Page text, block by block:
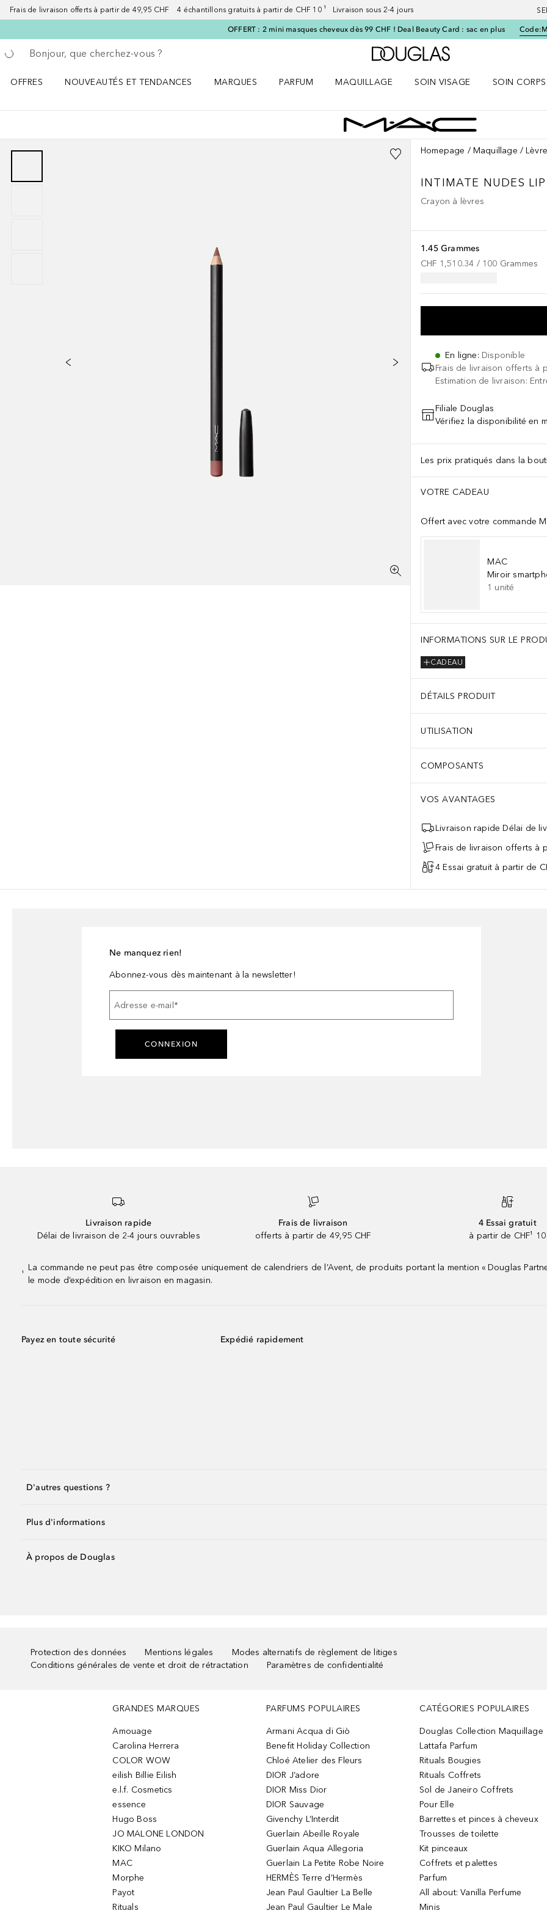
Frais de livraison offerts à partir de 49,95 CHF 4 échantillons gratuits à partir de CHF 10 ¹ Livraison sous 2-4 jours
OFFERT : 2 mini masques cheveux dès 99 CHF ! Deal Beauty Card : sac en plus Code:
Retourner
Exécuter la recherche
Vers l'accueil Douglas
OFFRES
NOUVEAUTÉS ET TENDANCES
MARQUES
PARFUM
MAQUILLAGE
SOIN VISAGE
SOIN CORPS
Homepage Maquillage
INTIMATE NUDES
Crayon à lèvres
1.45 Grammes
CHF 1,510.34 / 100 Grammes
En ligne: Disponible
Frais de livraison offerts à
Estimation de livraison:
Filiale Douglas
Vérifiez la disponibilité en
Les prix pratiqués dans la
VOTRE CADEAU
Offert avec votre commande
MAC
Miroir
1 unité
INFORMATIONS SUR LE
CADEAU
DÉTAILS PRODUIT
UTILISATION
COMPOSANTS
VOS AVANTAGES
Livraison rapide Délai de
Frais de livraison offerts à
4 Essai gratuit à partir de
Ne manquez rien!
Abonnez-vous dès maintenant à la newsletter!
Adresse e-mail *
CONNEXION
Livraison rapide
Délai de livraison de 2-4 jours ouvrables
Frais de livraison
offerts à partir de 49,95 CHF
4 Essai gratuit
à partir de CHF¹ 10
¹
La commande ne peut pas être composée uniquement de calendriers de l’Avent, de produits portant la mention « Douglas
le mode d’expédition en livraison en magasin.
Payez en toute sécurité Expédié rapidement
D'autres questions ?
Plus d'informations
À propos de Douglas
Protection des données Mentions légales
Modes alternatifs de règlement de litiges
Conditions générales de vente et droit de rétractation
Paramètres de confidentialité
GRANDES MARQUES
Amouage
Carolina Herrera
COLOR WOW
eilish Billie Eilish
e.l.f. Cosmetics
essence
Hugo Boss
JO MALONE LONDON
KIKO Milano
MAC
Morphe
Payot
Rituals
PARFUMS POPULAIRES
Armani Acqua di Giò
Benefit Holiday Collection
Chloé Atelier des Fleurs
DIOR J’adore
DIOR Miss Dior
DIOR Sauvage
Givenchy L’Interdit
Guerlain Abeille Royale
Guerlain Aqua Allegoria
Guerlain La Petite Robe Noire
HERMÈS Terre d’Hermès
Jean Paul Gaultier La Belle
Jean Paul Gaultier Le Male
CATÉGORIES POPULAIRES
Douglas Collection Maquillage
Lattafa Parfum
Rituals Bougies
Rituals Coffrets
Sol de Janeiro Coffrets
Pour Elle
Barrettes et pinces à cheveux
Trousses de toilette
Kit pinceaux
Coffrets et palettes
Parfum
All about: Vanilla Perfume
Minis